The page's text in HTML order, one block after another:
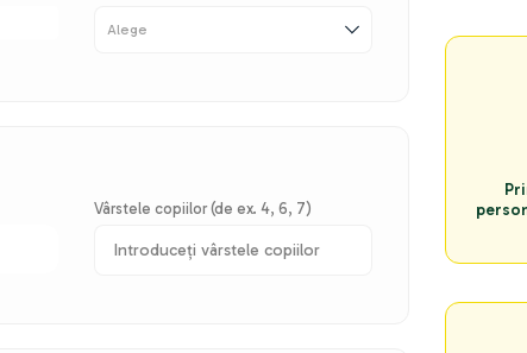
Vârstele copiilor (de ex. 4, 6, 7)